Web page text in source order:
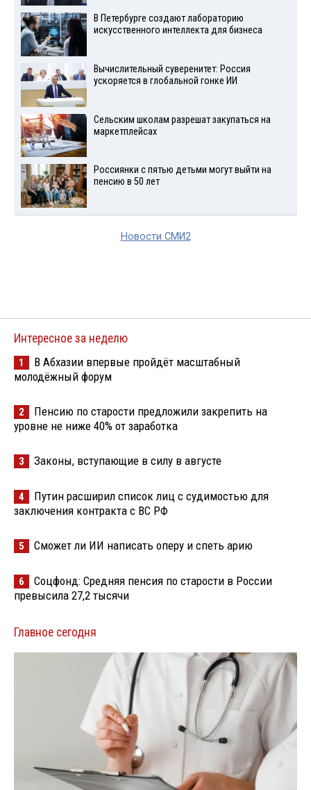
В Петербурге создают лабораторию
искусственного интеллекта для бизнеса
Вычислительный суверенитет: Россия
ускоряется в глобальной гонке ИИ
Сельским школам разрешат закупаться на
маркетплейсах
Россиянки с пятью детьми могут выйти на
пенсию в 50 лет
Новости СМИ2
Интересное за неделю
1
В Абхазии впервые пройдёт масштабный
молодёжный форум
2
Пенсию по старости предложили закрепить на
уровне не ниже 40% от заработка
3 Законы, вступающие в силу в августе
4
Путин расширил список лиц с судимостью для
заключения контракта с ВС РФ
5 Сможет ли ИИ написать оперу и спеть арию
6
Соцфонд: Средняя пенсия по старости в России
превысила 27,2 тысячи
Главное сегодня